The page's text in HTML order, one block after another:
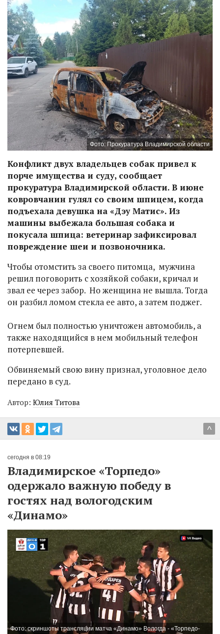
Фото: Прокуратура Владимирской области
Конфликт двух владельцев собак привел к
порче имущества и суду, сообщает
прокуратура Владимирской области. В июне
ковровчанин гулял со своим шпицем, когда
подъехала девушка на «Дэу Матис». Из
машины выбежала большая собака и
покусала шпица: ветеринар зафиксировал
повреждение шеи и позвоночника.
Чтобы отомстить за своего питомца, мужчина
решил поговорить с хозяйкой собаки, кричал и
звал ее через забор. Но женщина не вышла. Тогда
он разбил ломом стекла ее авто, а затем поджег.
Огнем был полностью уничтожен автомобиль, а
также находящийся в нем мобильный телефон
потерпевшей.
Обвиняемый свою вину признал, уголовное дело
передано в суд.
Автор: Юлия Титова
^
сегодня в 08:19
Владимирское «Торпедо»
одержало важную победу в
гостях над вологодским
«Динамо»
Фото: скриншоты трансляции матча «Динамо» Вологда - «Торпедо-